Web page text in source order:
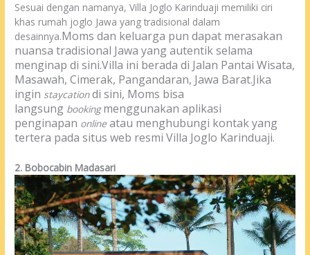
Sesuai dengan namanya, Villa Joglo Karinduaji memiliki ciri
khas rumah joglo Jawa yang tradisional dalam
desainnya.Moms dan keluarga pun dapat merasakan
nuansatradisional Jawa yang autentik selama
menginap di sini.Villa ini berada di Jalan Pantai Wisata,
Masawah, Cimerak, Pangandaran, Jawa Barat.Jika
ingin staycationdi sini, Moms bisa
langsung bookingmenggunakan aplikasi
penginapan online atau menghubungi kontak yang
tertera pada situs web resmi Villa Joglo Karinduaji.
2. Bobocabin Madasari